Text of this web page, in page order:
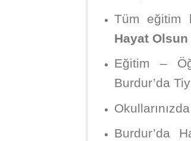
Tüm eğitim
Hayat Olsun
Eğitim –
Burdur’da
Burdur’da